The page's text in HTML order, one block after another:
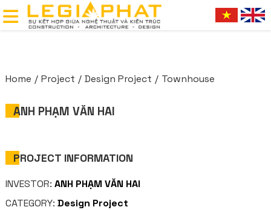
Home Project Design Project Townhouse
ANH PHẠM VĂN HAI
PROJECT INFORMATION
INVESTOR: ANH PHẠM VĂN HAI
CATEGORY: Design Project